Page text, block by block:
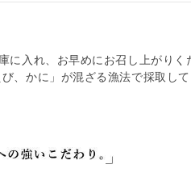
に入れ、お早めにお召し上がりく
、かに」が混ざる漁法で採取し